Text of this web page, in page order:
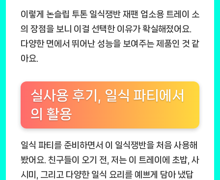
이렇게 논슬립 투톤 일식쟁반 재팬 업소용 트레이 소
의 장점을 보니 이걸 선택한 이유가 확실해졌어요.
다양한 면에서 뛰어난 성능을 보여주는 제품인 것 같
아요.
실사용 후기, 일식 파티에서
의 활용
일식 파티를 준비하면서 이 일식쟁반을 처음 사용해
봤어요. 친구들이 오기 전, 저는 이 트레이에 초밥, 사
시미, 그리고 다양한 일식 요리를 예쁘게 담아 냈답